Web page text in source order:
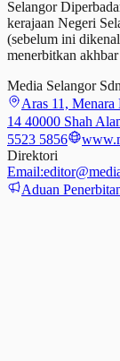
Selangor
kerajaan Negeri
(sebelum ini
menerbitkan
Media Selangor
Aras 11,
14 40000 Shah
5523 5856
Direktori
Email:
Aduan